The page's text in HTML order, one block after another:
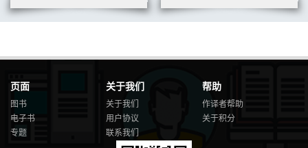
页面
图书
电子书
专题
关于我们
关于我们
用户协议
联系我们
帮助
作译者帮助
关于积分